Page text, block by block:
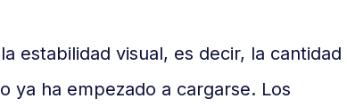
estabilidad visual, es decir, la cantidad
ya ha empezado a cargarse. Los